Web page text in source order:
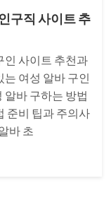
구직 사이트 추
인 사이트 추천과
는 여성 알바 구인
알바 구하는 방법
준비 팁과 주의사
바 초